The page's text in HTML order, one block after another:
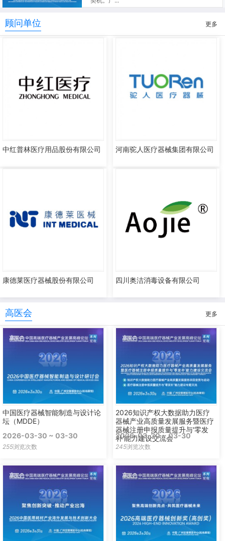
顾问单位 更多
中红普林医疗用品股份有限公司 河南驼人医疗器械集团有限公司
康德莱医疗器械股份有限公司 四川奥洁消毒设备有限公司
高医会 更多
中国医疗器械智能制造与设计论
坛（MDDE）
2026-03-30 ~ 03-30
255浏览次数
2026知识产权大数据助力医疗
器械产业高质量发展服务暨医疗
器械注册申报质量提升与'零发
补'能力建设交流会
2026-03-30 ~ 03-30
245浏览次数